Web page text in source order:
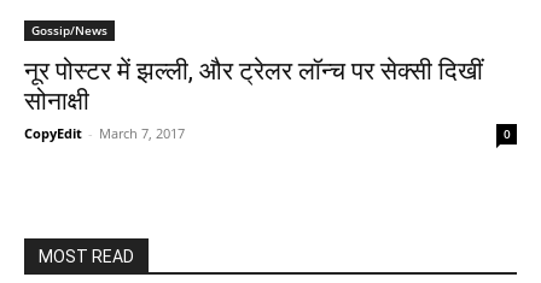
Gossip/News
नूर पोस्‍टर में झल्‍ली, और ट्रेलर लॉन्‍च पर सेक्‍सी दिखीं
सोनाक्षी
CopyEdit - March 7, 2017 0
MOST READ